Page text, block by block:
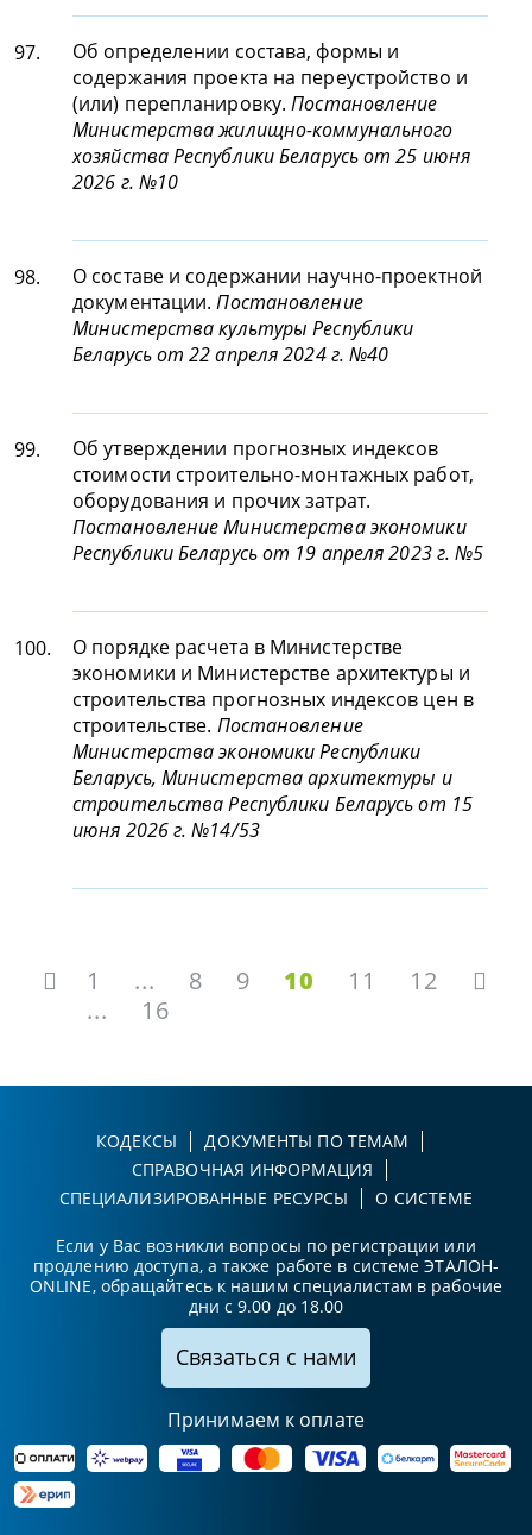
97.
Об определении состава, формы и
содержания проекта на переустройство и
(или) перепланировку.Постановление
Министерства жилищно-коммунального
хозяйства Республики Беларусь от 25 июня
2026 г. №10
98.
О составе и содержании научно-проектной
документации.Постановление
Министерства культуры Республики
Беларусь от 22 апреля 2024 г. №40
99.
Об утверждении прогнозных индексов
стоимости строительно-монтажных работ,
оборудования и прочих затрат.
Постановление Министерства экономики
Республики Беларусь от 19 апреля 2023 г. №5
100.
О порядке расчета в Министерстве
экономики и Министерстве архитектуры и
строительства прогнозных индексов цен в
строительстве. Постановление
Министерства экономики Республики
Беларусь, Министерства архитектуры и
строительства Республики Беларусь от 15
июня 2026 г. №14/53
1 ... 8 9 10 11
12
...
16
КОДЕКСЫ
ДОКУМЕНТЫ ПО ТЕМАМ
СПРАВОЧНАЯ ИНФОРМАЦИЯ
СПЕЦИАЛИЗИРОВАННЫЕ РЕСУРСЫ
О СИСТЕМЕ
Если у Вас возникли вопросы по регистрации или
продлению доступа, а также работе в системе ЭТАЛОН-
ONLINE, обращайтесь к нашим специалистам в рабочие
дни с 9.00 до 18.00
Связаться с нами
Принимаем к оплате